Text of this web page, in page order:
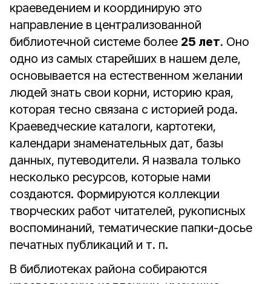
краеведением и координирую это
направление в централизованной
библиотечной системе более 25 лет. Оно
одно из самых старейших в нашем деле,
основывается на естественном желании
людей знать свои корни, историю края,
которая тесно связана с историей рода.
Краеведческие каталоги, картотеки,
календари знаменательных дат, базы
данных, путеводители. Я назвала только
несколько ресурсов, которые нами
создаются. Формируются коллекции
творческих работ читателей, рукописных
воспоминаний, тематические папки-досье
печатных публикаций и т. п.
В библиотеках района собираются